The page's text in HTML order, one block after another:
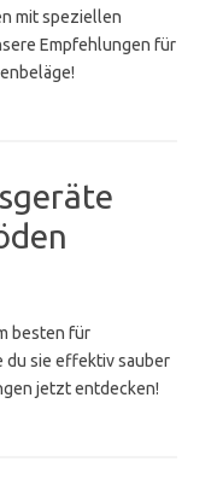
mit speziellen
Empfehlungen für
besten für
du sie effektiv sauber
jetzt entdecken!